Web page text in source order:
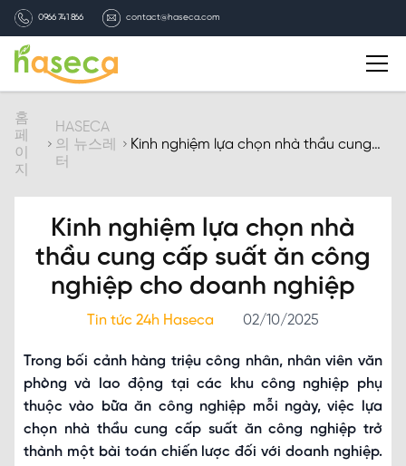
0966 741 866 contact@haseca.com
자기소개
HASECA 선택
서비스
HASECA의 뉴스레터
연락처
홈
페
이
지
HASECA
의 뉴스레
터
Kinh nghiệm lựa chọn nhà thầu cung
Kinh nghiệm lựa chọn nhà
thầu cung cấp suất ăn công
nghiệp cho doanh nghiệp
Tin tức 24h Haseca 02/10/2025
Trong bối cảnh hàng triệu công nhân, nhân viên văn
phòng và lao động tại các khu công nghiệp phụ
thuộc vào bữa ăn công nghiệp mỗi ngày, việc lựa
chọn nhà thầu cung cấp suất ăn công nghiệp trở
thành một bài toán chiến lược đối với doanh nghiệp.